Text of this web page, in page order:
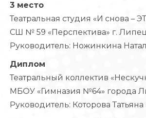
3 место
Театральная студия «И снова –
СШ № 59 «Перспектива» г.
Руководитель: Ножинкина
Диплом
Театральный коллектив
МБОУ «Гимназия №64» города
Руководитель: Которова